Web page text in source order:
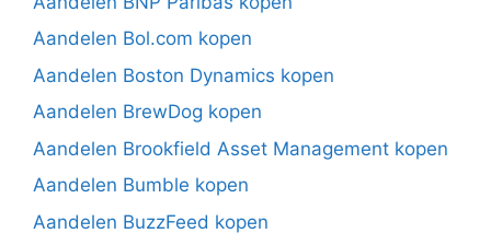
Aandelen Bol.com kopen
Aandelen Boston Dynamics kopen
Aandelen BrewDog kopen
Aandelen Brookfield Asset Management kopen
Aandelen Bumble kopen
Aandelen BuzzFeed kopen